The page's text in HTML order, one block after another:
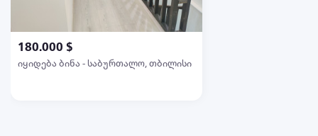
180.000 $
იყიდება ბინა - საბურთალო, თბილისი